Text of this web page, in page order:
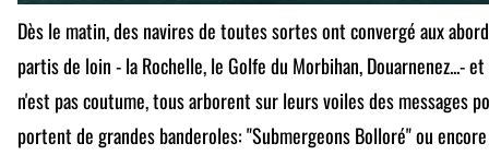
Dès le matin, des navires de toutes sortes ont convergé aux
partis de loin - la Rochelle, le Golfe du Morbihan, Douarnenez...-
n'est pas coutume, tous arborent sur leurs voiles des messages
portent de grandes banderoles: "Submergeons Bolloré" ou